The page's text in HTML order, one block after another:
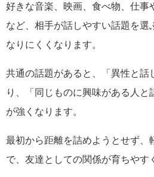
好きな音楽、映画、食べ物、仕事
など、相手が話しやすい話題を選
なりにくくなります。
共通の話題があると、「異性と話
り、「同じものに興味がある人と
が強くなります。
最初から距離を詰めようとせず、
で、友達としての関係が育ちやす